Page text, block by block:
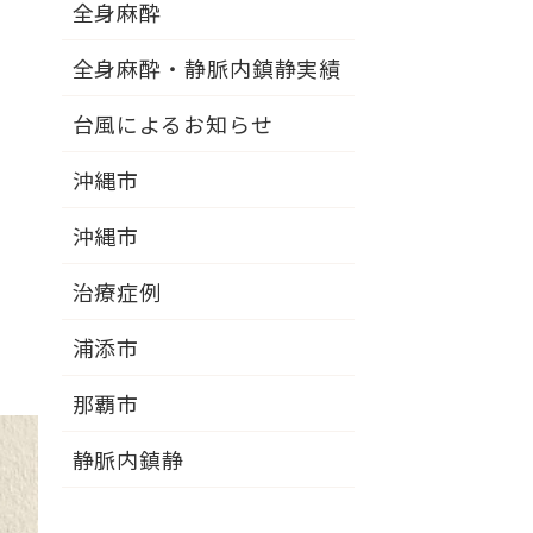
全身麻酔
全身麻酔・静脈内鎮静実績
台風によるお知らせ
沖縄市
沖縄市
治療症例
浦添市
那覇市
静脈内鎮静